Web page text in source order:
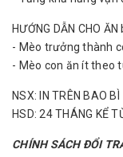
HƯỚNG DẪN CHO
- Mèo trưởng thành
- Mèo con ăn ít theo
NSX: IN TRÊN BAO BÌ
HSD: 24 THÁNG KỂ
CHÍNH SÁCH ĐỔI